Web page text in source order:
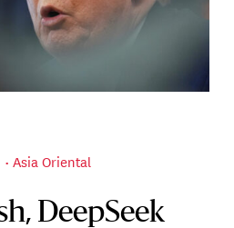
Asia Oriental
DeepSeek